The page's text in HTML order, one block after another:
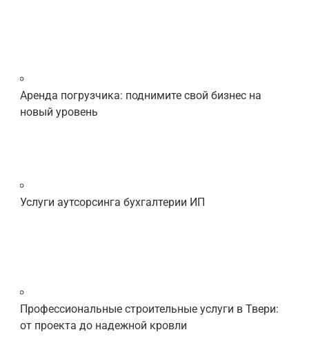
Аренда погрузчика: поднимите свой бизнес на
новый уровень
Услуги аутсорсинга бухгалтерии ИП
Профессиональные строительные услуги в Твери:
от проекта до надежной кровли